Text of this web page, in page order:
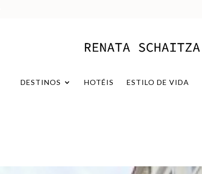
DESTINOS HOTÉIS ESTILO DE VIDA